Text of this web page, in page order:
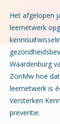
Het afgelopen
leernetwerk
Waardenburg
ZonMw hoe
leernetwerk is
Versterken
preventie.